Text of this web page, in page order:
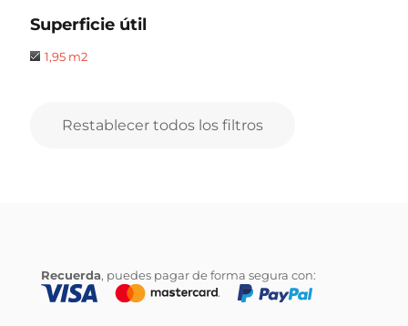
Superficie útil
1,95 m2
Restablecer todos los filtros
Recuerda, puedes pagar de forma segura con: